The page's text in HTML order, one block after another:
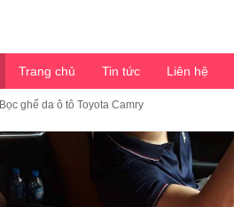
Trang chủ Tin tức Liên hệ
Bọc ghế da ô tô Toyota Camry